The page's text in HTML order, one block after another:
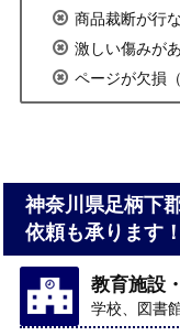
商品裁断が行
激しい傷みが
ページが欠損
神奈川県足柄下
依頼も承ります！
教育施設
学校、図書